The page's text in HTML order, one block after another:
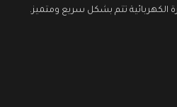
الكهربائية تتم بشكل سريع ومتميز.